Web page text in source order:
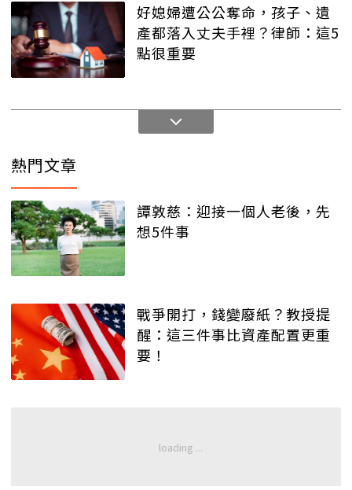
好媳婦遭公公奪命，孩子、遺
產都落入丈夫手裡？律師：這5
點很重要
熱門文章
譚敦慈：迎接一個人老後，先
想5件事
戰爭開打，錢變廢紙？教授提
醒：這三件事比資產配置更重
要！